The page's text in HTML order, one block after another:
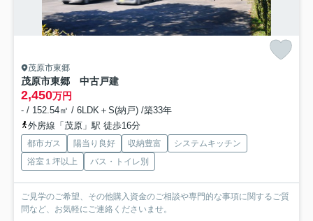
茂原市東郷
茂原市東郷 中古戸建
2,450万円
- / 152.54㎡ / 6LDK＋S(納戸) /築33年
外房線「茂原」駅 徒歩16分
都市ガス 陽当り良好 収納豊富
システムキッチン
浴室１坪以上
バス・トイレ別
ご見学のご希望、その他購入資金のご相談や専門的な事項に関するご質
問など、お気軽にご連絡くださいませ。